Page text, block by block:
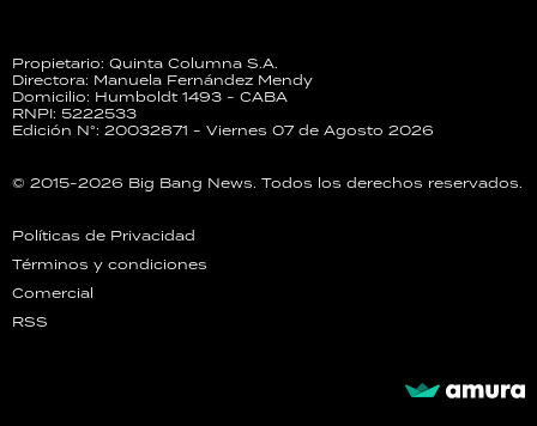
Propietario: Quinta Columna S.A.
Directora: Manuela Fernández Mendy
Domicilio: Humboldt 1493 - CABA
RNPI: 5222533
Edición N°: 20032871 - Viernes 07 de Agosto 2026
© 2015-2026 Big Bang News. Todos los derechos reservados.
Políticas de Privacidad
Términos y condiciones
Comercial
RSS